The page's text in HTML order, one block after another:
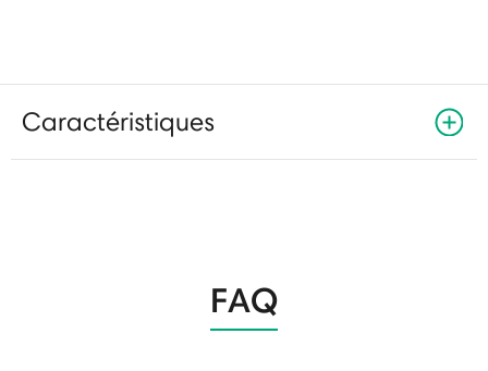
Caractéristiques
FAQ